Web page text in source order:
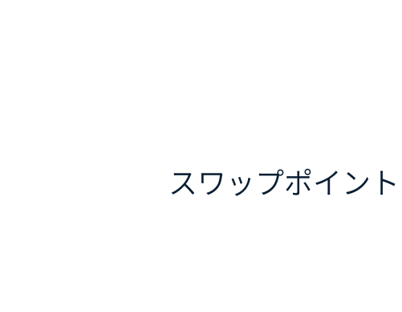
スワップポイント